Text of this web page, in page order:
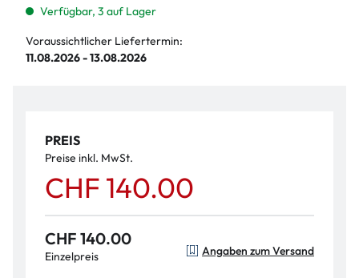
Verfügbar, 3 auf Lager
Voraussichtlicher Liefertermin:
11.08.2026 - 13.08.2026
PREIS
Preise inkl. MwSt.
CHF 140.00
CHF 140.00
Einzelpreis Angaben zum Versand